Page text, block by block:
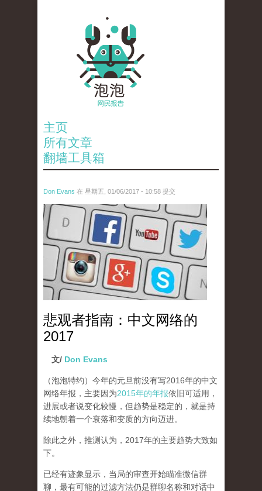
主页
所有文章
翻墙工具箱
Don Evans 在 星期五, 01/06/2017 - 10:58 提交
tou_.jpg
悲观者指南：中文网络的
2017
文/ Don Evans
（泡泡特约） 今年的元旦前没有写2016年的中文
网络年报，主要因为2015年的年报依旧可适用，
进展或者说变化较慢，但趋势是稳定的，就是持
续地朝着一个衰落和变质的方向迈进。
除此之外，推测认为，2017年的主要趋势大致如
下。
已经有迹象显示，当局的审查开始瞄准微信群
聊，最有可能的过滤方法仍是群聊名称和对话中